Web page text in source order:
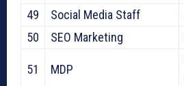
49
Social Media Staff
50
SEO Marketing
51 MDP